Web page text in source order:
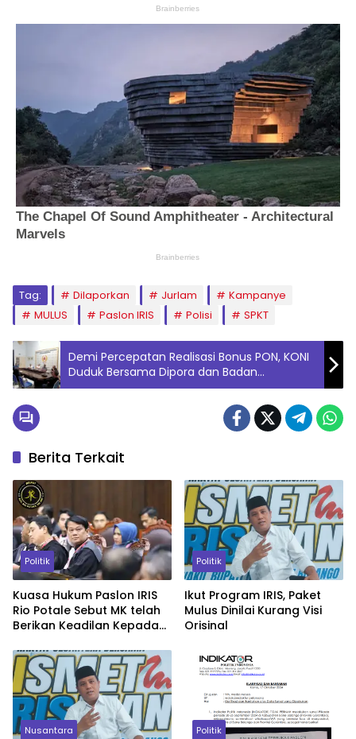
Tag: Dilaporkan Jurlam
Kampanye
MULUS
Paslon IRIS Polisi SPKT
Demi Percepatan Realisasi Bonus PON, KONI
Duduk Bersama Dipora dan Badan
Keuangan
Berita Terkait
Politik
Kuasa Hukum Paslon IRIS
Rio Potale Sebut MK telah
Berikan Keadilan Kepada
Politik
Ikut Program IRIS, Paket
Mulus Dinilai Kurang Visi
Orisinal
Nusantara Politik